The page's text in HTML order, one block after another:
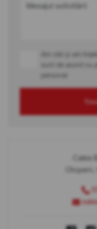
Mesajul solicitării
Am citit și am
sunt de acord cu
personal
Calea